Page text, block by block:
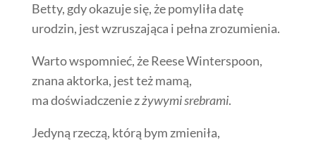
Betty, gdy okazuje się, że pomyliła datę
urodzin, jest wzruszająca i pełna zrozumienia.
Warto wspomnieć, że Reese Winterspoon,
znana aktorka, jest też mamą,
ma doświadczenie zżywymi srebrami.
Jedyną rzeczą, którą bym zmieniła,